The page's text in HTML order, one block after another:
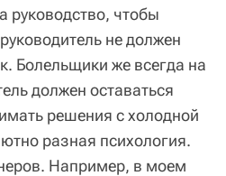
руководство, чтобы
не должен
Болельщики же всегда на
должен оставаться
решения с холодной
разная психология.
Например, в моем